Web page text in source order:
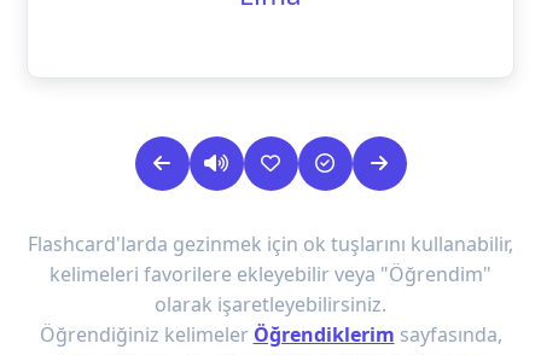
Flashcard'larda gezinmek için ok tuşlarını kullanabilir,
kelimeleri favorilere ekleyebilir veya "Öğrendim"
olarak işaretleyebilirsiniz.
Öğrendiğiniz kelimeler Öğrendiklerim sayfasında,